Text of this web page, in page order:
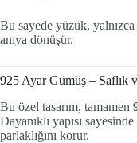
Bu sayede yüzük,
anıya dönüşür.
925 Ayar Gümüş – Saflık
Bu özel tasarım, tamamen
Dayanıklı yapısı
parlaklığını korur.